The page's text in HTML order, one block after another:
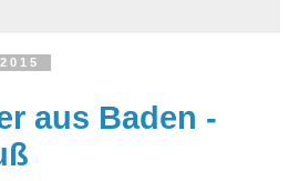
aus Baden -